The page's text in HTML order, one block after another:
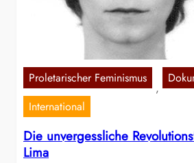
Proletarischer Feminismus
,
International
Die unvergessliche
Lima